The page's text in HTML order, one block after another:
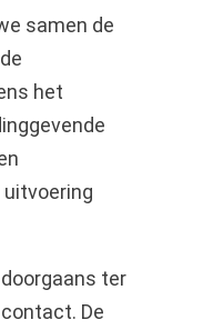
samen de
het
uitvoering
ter
De